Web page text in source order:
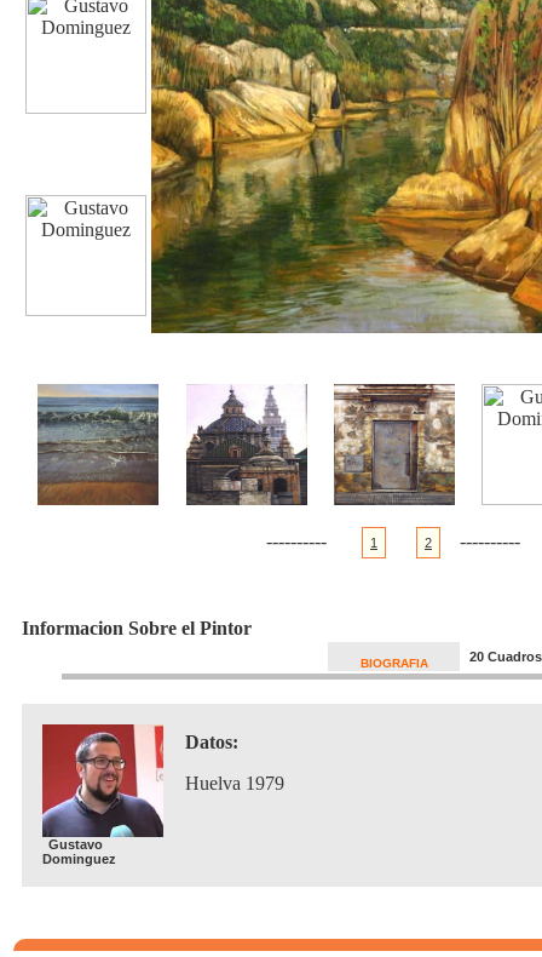
---------- 1 2 ----------
Informacion Sobre el Pintor
BIOGRAFIA 20 Cuadros
Gustavo
Dominguez
Datos:
Huelva 1979